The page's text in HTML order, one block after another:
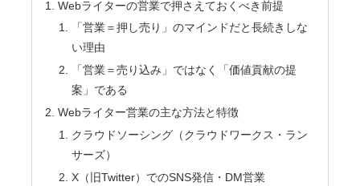
Webライターの営業で押さえておくべき前提
「営業＝押し売り」のマインドだと長続きしな
い理由
「営業＝売り込み」ではなく「価値貢献の提
案」である
Webライター営業の主な方法と特徴
クラウドソーシング（クラウドワークス・ラン
サーズ）
X（旧Twitter）でのSNS発信・DM営業